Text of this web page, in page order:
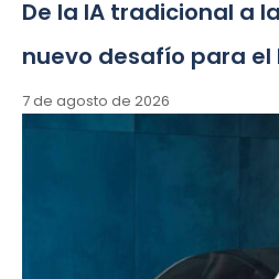
De la IA tradicional a
nuevo desafío para el
7 de agosto de 2026